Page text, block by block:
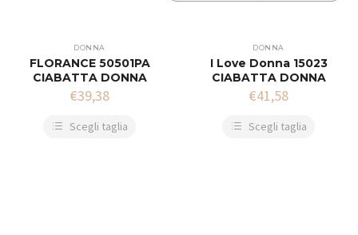
DONNA
FLORANCE 50501PA
CIABATTA DONNA
€39,38
Scegli taglia
DONNA
I Love Donna 15023
CIABATTA DONNA
€41,58
Scegli taglia